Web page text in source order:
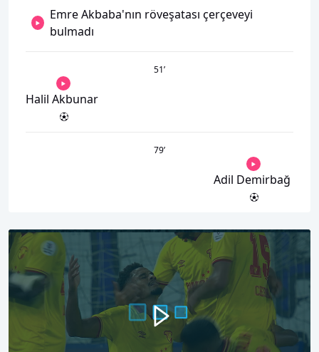
Emre Akbaba'nın röveşatası çerçeveyi
bulmadı
51’
Halil Akbunar
79’
Adil Demirbağ